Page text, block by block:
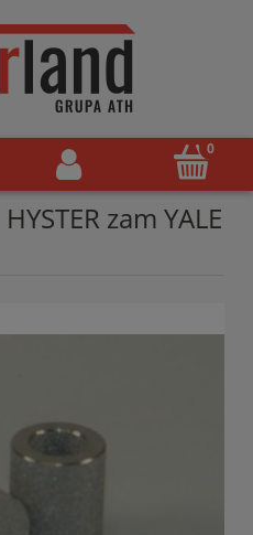
zam YALE